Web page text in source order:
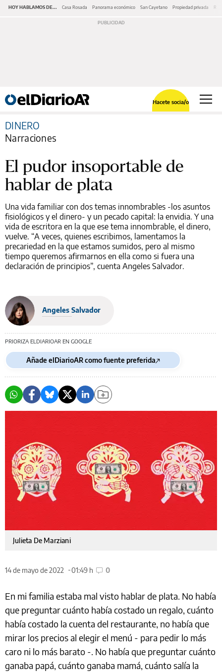
HOY HABLAMOS DE... Casa Rosada Panorama económico San Cayetano Propiedad privada
Hacete socia/o
DINERO
Narraciones
El pudor insoportable de
hablar de plata
Una vida familiar con dos temas innombrables -los asuntos
fisiológicos y el dinero- y un pecado capital: la envidia. Y una
vida de escritora en la que ese tema innombrable, el dinero,
vuelve. “A veces, quienes escribimos, lamentamos la
precariedad en la que estamos sumidos, pero al mismo
tiempo queremos afirmarnos en ella como si fuera una
declaración de principios”, cuenta Angeles Salvador.
Angeles Salvador
PRIORIZA ELDIARIOAR EN GOOGLE
Añade elDiarioAR como fuente preferida
Julieta De Marziani
14 de mayo de 2022 01:49 h 0
En mi familia estaba mal visto hablar de plata. No había
que preguntar cuánto había costado un regalo, cuánto
había costado la cuenta del restaurante, no había que
mirar los precios al elegir el menú - para pedir lo más
caro ni lo más barato -. No había que preguntar cuánto
ganaba papá, cuánto ganaba mamá, cuánto salía la